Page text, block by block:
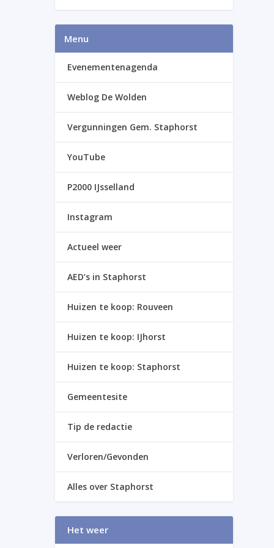
Menu
Evenementenagenda
Weblog De Wolden
Vergunningen Gem. Staphorst
YouTube
P2000 IJsselland
Instagram
Actueel weer
AED’s in Staphorst
Huizen te koop: Rouveen
Huizen te koop: IJhorst
Huizen te koop: Staphorst
Gemeentesite
Tip de redactie
Verloren/Gevonden
Alles over Staphorst
Het weer